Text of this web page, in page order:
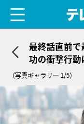
最終話直前
功の衝撃行
ベートバンカ
（写真ギャラリー 1/5）